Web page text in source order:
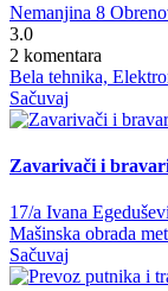
Nemanjina 8
3.0
2 komentara
Bela tehnika,
Sačuvaj
Zavarivači i
17/a Ivana
Mašinska obrada
Sačuvaj